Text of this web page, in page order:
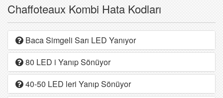
Chaffoteaux Kombi Hata Kodları
Baca Simgeli Sarı LED Yanıyor
80 LED i Yanıp Sönüyor
40-50 LED leri Yanıp Sönüyor